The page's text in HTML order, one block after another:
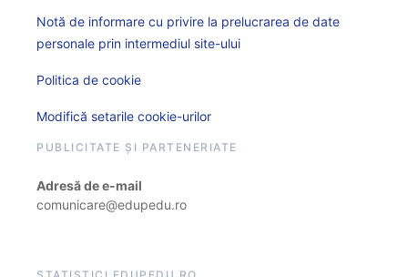
Notă de informare cu privire la prelucrarea de date
personale prin intermediul site-ului
Politica de cookie
Modifică setarile cookie-urilor
PUBLICITATE ȘI PARTENERIATE
Adresă de e-mail
comunicare@edupedu.ro